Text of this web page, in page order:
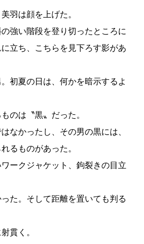
羽は顔を上げた。
強い階段を登り切ったところに
立ち、こちらを見下ろす影があ
初夏の日は、何かを暗示するよ
のは〝黒〟だった。
なかったし、その男の黒には、
るものがあった。
ークジャケット、鉤裂きの目立
た。そして距離を置いても判る
貫く。